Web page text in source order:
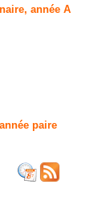
année A
paire